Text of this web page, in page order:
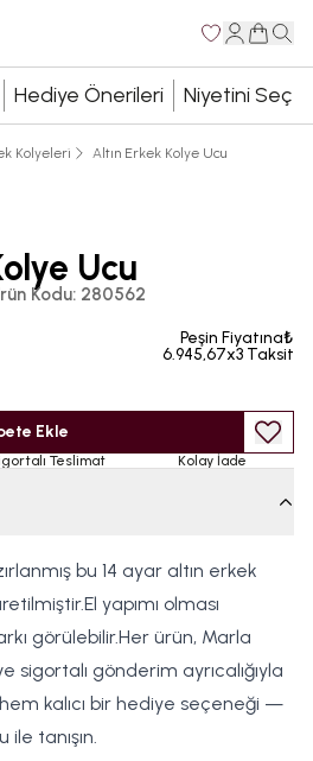
Hediye Önerileri Niyetini Seç
Kolyeleri Altın Erkek Kolye Ucu
Ucu
Kodu: 280562
Peşin Fiyatına₺
6.945,67x3 Taksit
Ekle
Teslimat Kolay İade
bu 14 ayar altın erkek
yapımı olması
görülebilir.Her ürün, Marla
sigortalı gönderim ayrıcalığıyla
kalıcı bir hediye seçeneği —
tanışın.